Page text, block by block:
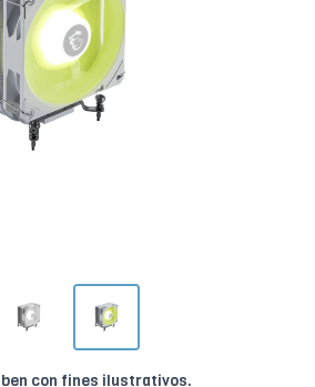
con fines ilustrativos.